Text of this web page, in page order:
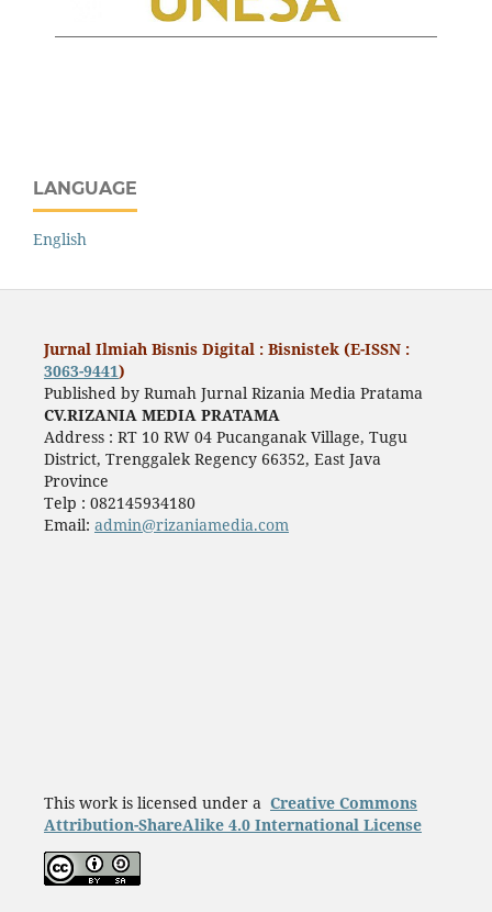
LANGUAGE
English
Jurnal Ilmiah Bisnis Digital : Bisnistek (E-ISSN :
3063-9441)
Published by Rumah Jurnal Rizania Media Pratama
CV.RIZANIA MEDIA PRATAMA
Address : RT 10 RW 04 Pucanganak Village, Tugu
District, Trenggalek Regency 66352, East Java
Province
Telp : 082145934180
Email: admin@rizaniamedia.com
This work is licensed under a Creative Commons
Attribution-ShareAlike 4.0 International License